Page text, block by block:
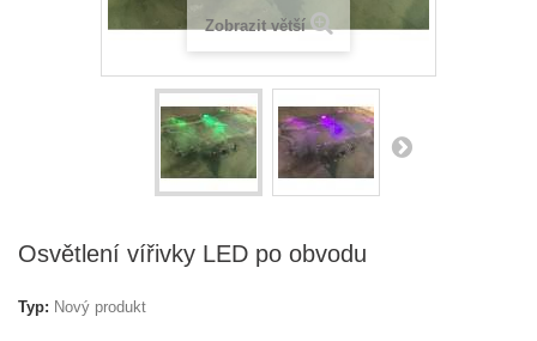
Zobrazit větší
Osvětlení vířivky LED po obvodu
Typ: Nový produkt